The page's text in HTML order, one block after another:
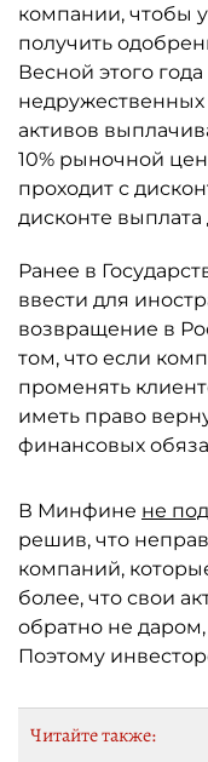
компании, чтобы
получить
Весной этого
активов
10% рыночной
проходит с
дисконте
Ранее в
ввести для
возвращение в
том, что если
променять
иметь право
финансовых
В Минфине не
решив, что
компаний,
более, что свои
обратно не
Поэтому
Читайте также: